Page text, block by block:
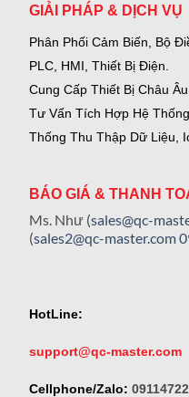
GIẢI PHÁP & DỊCH VỤ
Phân Phối Cảm Biến, Bộ
PLC, HMI, Thiết Bị Điện.
Cung Cấp Thiết Bị Châu
Tư Vấn Tích Hợp Hệ
Thống Thu Thập Dữ Liệu,
BÁO GIÁ & THANH
Ms. Như (sales@qc-
(sales2@qc-master.com
HotLine:
support@qc-master.com
Cellphone/Zalo: